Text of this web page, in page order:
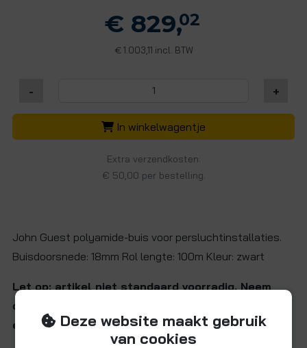
€ 829,02
€1.003,11 incl. BTW
- +
In winkelwagentje
Extra verzendkosten:
€ 50,00 per bestelling.
John Guest polyamide-buis voor persluchtinstallaties.
Buisdoorsnede: 18mm Rol lengte: 100m Kleur: zwart
Let op: artikel niet standaard voorradig. Neem
contact met ons op voor de huidige levertijd en
eventuele minimumafname.
Deze website maakt gebruik
van cookies